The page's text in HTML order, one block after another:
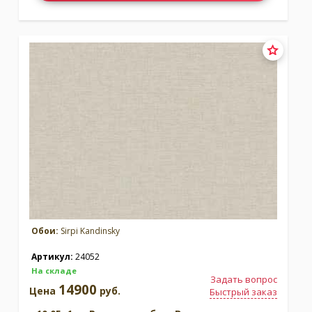
Обои: Sirpi Kandinsky
Артикул: 24052
На складе
Задать вопрос
Быстрый заказ
Цена 14900 руб.